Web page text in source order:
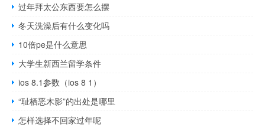
过年拜太公东西要怎么摆
冬天洗澡后有什么变化吗
10倍pe是什么意思
大学生新西兰留学条件
ios 8.1参数（ios 8 1）
“耻栖恶木影”的出处是哪里
怎样选择不回家过年呢